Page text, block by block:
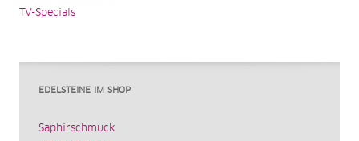
TV-Specials
EDELSTEINE IM SHOP
Saphirschmuck